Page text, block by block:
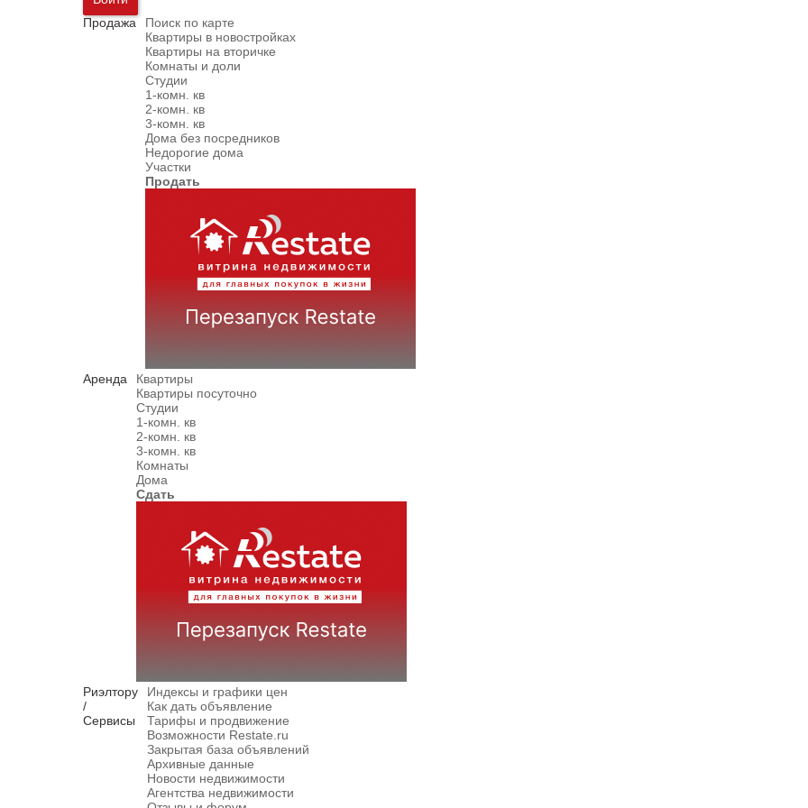
Продажа
Поиск по карте
Квартиры в новостройках
Квартиры на вторичке
Комнаты и доли
Студии
1-комн. кв
2-комн. кв
3-комн. кв
Дома без посредников
Недорогие дома
Участки
Продать
Аренда
Квартиры
Квартиры посуточно
Студии
1-комн. кв
2-комн. кв
3-комн. кв
Комнаты
Дома
Сдать
Риэлтору
/
Сервисы
Индексы и графики цен
Как дать объявление
Тарифы и продвижение
Возможности Restate.ru
Закрытая база объявлений
Архивные данные
Новости недвижимости
Агентства недвижимости